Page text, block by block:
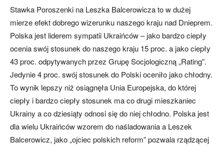
Stawka Poroszenki na Leszka Balcerowicza to w dużej
mierze efekt dobrego wizerunku naszego kraju nad Dnieprem.
Polska jest liderem sympatii Ukraińców – jako bardzo ciepły
ocenia swój stosunek do naszego kraju 15 proc. a jako ciepły
43 proc. odpytywanych przez Grupę Socjologiczną „Rating”.
Jedynie 4 proc. swój stosunek do Polski oceniło jako chłodny.
To wynik lepszy niż osiągnęła Unia Europejska, do której
ciepły i bardzo ciepły stosunek ma co drugi mieszkaniec
Ukrainy a co dziesiąty odnosi się do niej chłodno. Polska jest
dla wielu Ukraińców wzorem do naśladowania a Leszek
Balcerowicz, jako „ojciec polskich reform” pozwala rządzącej